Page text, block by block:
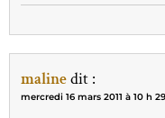
malinedit :
mercredi 16 mars 2011 à 10 h